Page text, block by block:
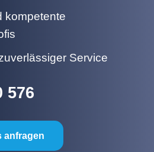
kompetente
Service
576
anfragen